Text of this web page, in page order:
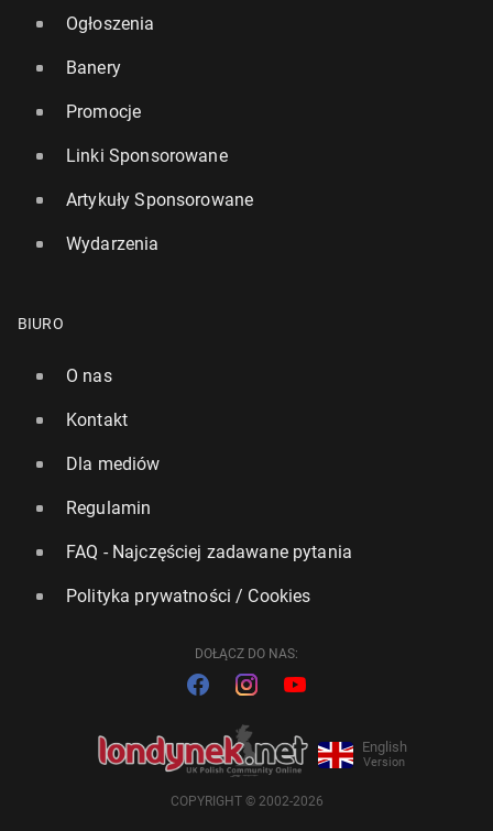
Ogłoszenia
Banery
Promocje
Linki Sponsorowane
Artykuły Sponsorowane
Wydarzenia
BIURO
O nas
Kontakt
Dla mediów
Regulamin
FAQ - Najczęściej zadawane pytania
Polityka prywatności / Cookies
DOŁĄCZ DO NAS:
English
Version
COPYRIGHT © 2002-2026